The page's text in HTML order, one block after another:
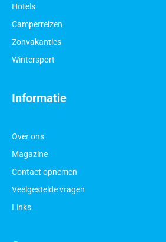
Informatie
Over ons
Magazine
Contact opnemen
Veelgestelde vragen
Links
Hotels
Camperreizen
Zonvakanties
Wintersport